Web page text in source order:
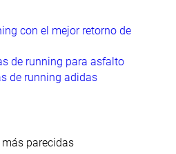
con el mejor retorno de
de running para asfalto
de running adidas
parecidas